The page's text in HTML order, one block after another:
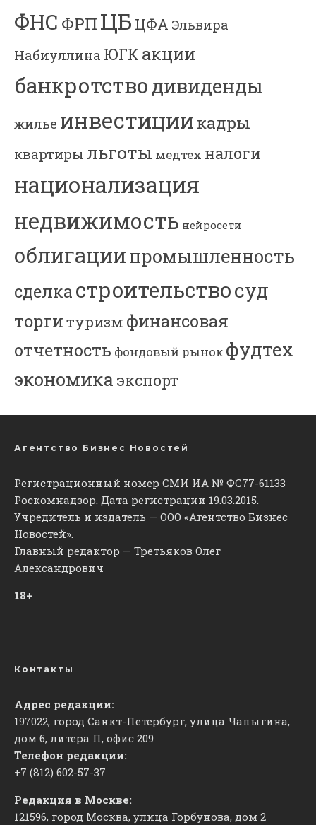
ФНС ФРП ЦБ ЦФА Эльвира
Набиуллина ЮГК акции
банкротство дивиденды
жилье инвестиции кадры
квартиры льготы медтех налоги
национализация
недвижимость нейросети
облигациипромышленность
сделкастроительствосуд
торгитуризм финансовая
отчетность фондовый рынок фудтех
экономика экспорт
Агентство Бизнес Новостей
Регистрационный номер СМИ ИА № ФС77-61133
Роскомнадзор. Дата регистрации 19.03.2015.
Учредитель и издатель — ООО «Агентство Бизнес
Новостей».
Главный редактор — Третьяков Олег
Александрович
18+
Контакты
Адрес редакции:
197022, город Санкт-Петербург, улица Чапыгина,
дом 6, литера П, офис 209
Телефон редакции:
+7 (812) 602-57-37
Редакция в Москве:
121596, город Москва, улица Горбунова, дом 2